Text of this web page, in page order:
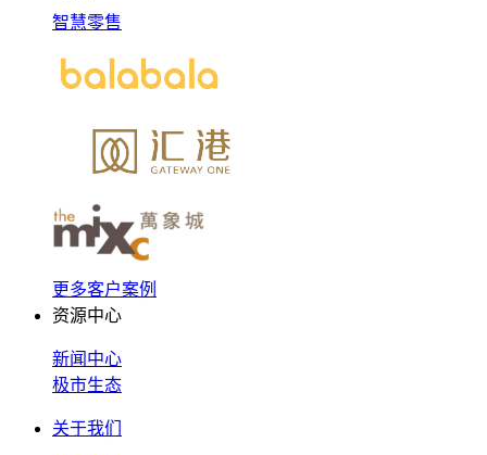
智慧零售
更多客户案例
资源中心
新闻中心
极市生态
关于我们